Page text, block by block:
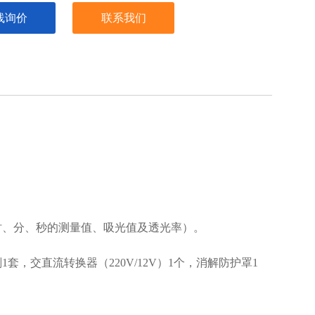
询价 联系我们
分、秒的测量值、吸光值及透光率） 。
，交直流转换器（220V/12V）1个，消解防护罩1